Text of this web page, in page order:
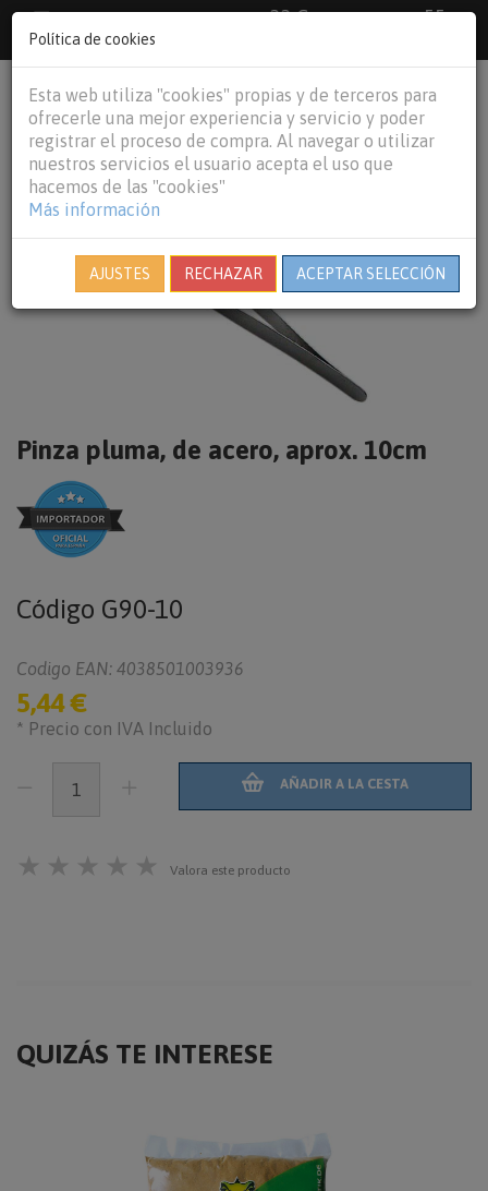
33 €
55
€Baleares y
person shopping_cart
Pinza pluma, de acero, aprox. 10cm
Código G90-10
Codigo EAN: 4038501003936
5,44 €
* Precio con IVA Incluido
AÑADIR A LA CESTA
★ ★ ★ ★ ★ Valora este producto
QUIZÁS TE INTERESE
Política de cookies
Esta web utiliza "cookies" propias y de terceros para
ofrecerle una mejor experiencia y servicio y poder
registrar el proceso de compra. Al navegar o utilizar
nuestros servicios el usuario acepta el uso que
hacemos de las "cookies"
Más información
AJUSTES RECHAZAR ACEPTAR SELECCIÓN